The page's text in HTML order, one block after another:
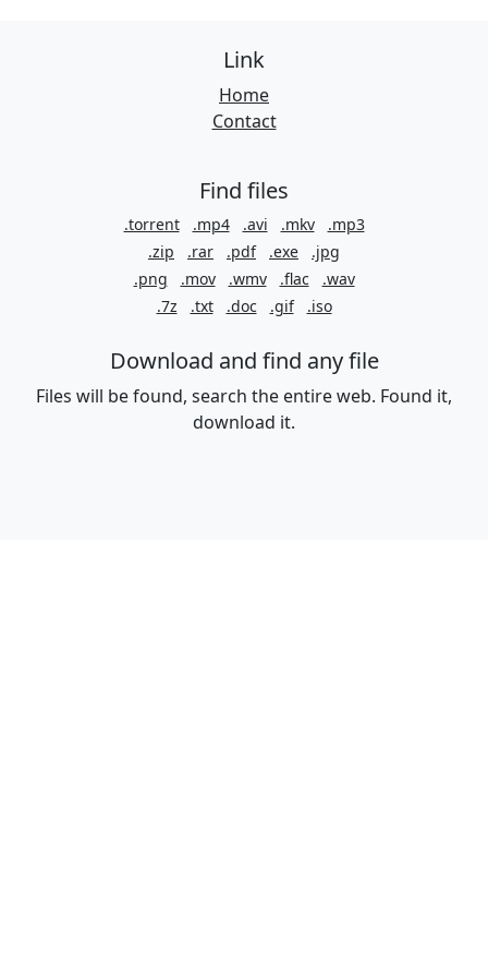
Link
Home
Contact
Find files
.torrent .mp4 .avi .mkv
.mp3
.zip
.rar .pdf .exe
.jpg
.png
.mov .wmv .flac
.wav
.7z
.txt .doc .gif .iso
Download and find any file
Files will be found, search the entire web. Found it,
download it.